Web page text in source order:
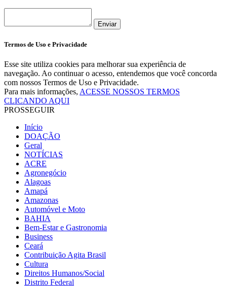
Enviar
Termos de Uso e Privacidade
Esse site utiliza cookies para melhorar sua experiência de
navegação. Ao continuar o acesso, entendemos que você concorda
com nossos Termos de Uso e Privacidade.
Para mais informações, ACESSE NOSSOS TERMOS
CLICANDO AQUI
PROSSEGUIR
Início
DOAÇÃO
Geral
NOTÍCIAS
ACRE
Agronegócio
Alagoas
Amapá
Amazonas
Automóvel e Moto
BAHIA
Bem-Estar e Gastronomia
Business
Ceará
Contribuição Agita Brasil
Cultura
Direitos Humanos/Social
Distrito Federal